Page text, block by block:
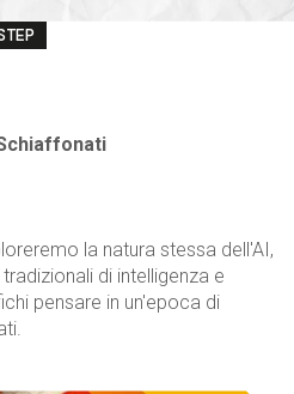
la natura stessa dell'AI,
di intelligenza e
pensare in un'epoca di